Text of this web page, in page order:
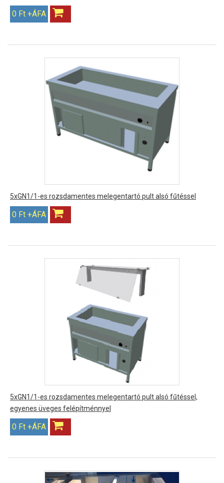
0 Ft +ÁFA
5xGN1/1-es rozsdamentes melegentartó pult alsó fűtéssel
0 Ft +ÁFA
5xGN1/1-es rozsdamentes melegentartó pult alsó fűtéssel,
egyenes üveges felépítménnyel
0 Ft +ÁFA